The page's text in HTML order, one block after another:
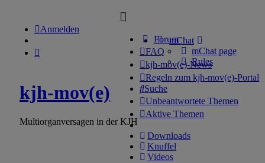
Forum
FAQ
kjh-mov(e)-News
Regeln zum kjh-mov(e)-Portal
Suche
Unbeantwortete Themen
Aktive Themen
Downloads
Knuffel
Videos
Anmelden
mChat
mChat page
Rules
kjh-mov(e)
Multiorganversagen in der KJH